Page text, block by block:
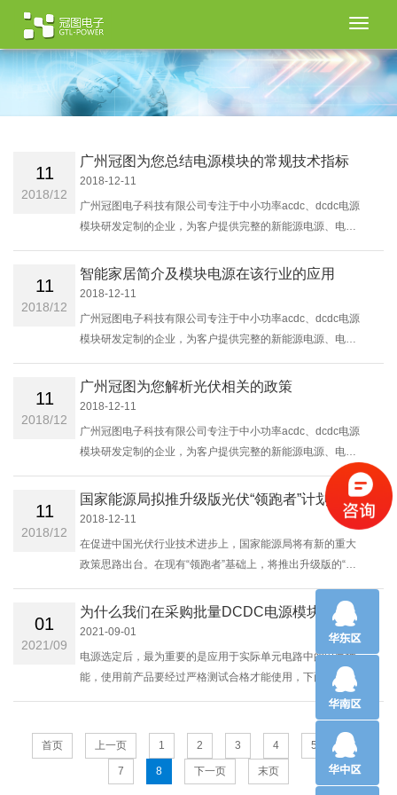
切
导
航
11
2018/12
广州冠图为您总结电源模块的常规技术指标
2018-12-11
广州冠图电子科技有限公司专注于中小功率acdc、dcdc电源
模块研发定制的企业，为客户提供完整的新能源电源、电力
电源和通信电源等行业专用电......
11
2018/12
智能家居简介及模块电源在该行业的应用
2018-12-11
广州冠图电子科技有限公司专注于中小功率acdc、dcdc电源
模块研发定制的企业，为客户提供完整的新能源电源、电力
电源和通信电源等行业专用电......
11
2018/12
广州冠图为您解析光伏相关的政策
2018-12-11
广州冠图电子科技有限公司专注于中小功率acdc、dcdc电源
模块研发定制的企业，为客户提供完整的新能源电源、电力
设备控制电源、仪器仪表电源、智能家居电源、交流充电桩
电源和通信电源等行业专用电......
11
2018/12
国家能源局拟推升级版光伏“领跑者”计划
2018-12-11
在促进中国光伏行业技术进步上，国家能源局将有新的重大
政策思路出台。在现有“领跑者”基础上，将推出升级版的“领
认知等阻碍产能尚未释放的......
01
2021/09
为什么我们在采购批量DCDC电源模块时需要试样？
2021-09-01
电源选定后，最为重要的是应用于实际单元电路中的电气性
能，使用前产品要经过严格测试合格才能使用，下面介绍模
块电源的一般测试方法：如图：测试条件：室温TA=25°C，
温度＜75%，标称输入和额定负载。模型的组成：......
首页 上一页 1 2 3 4 5 6
7 8 下一页 末页